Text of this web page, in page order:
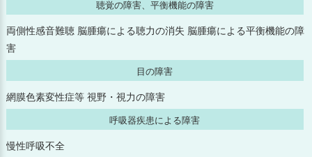
2024年7月
2024年6月
2024年5月
2024年4月
聴覚の障害、平衡機能の障害
両側性感音難聴 脳腫瘍による聴力の消失 脳腫瘍による平衡機能の障
害
目の障害
網膜色素変性症等 視野・視力の障害
呼吸器疾患による障害
慢性呼吸不全